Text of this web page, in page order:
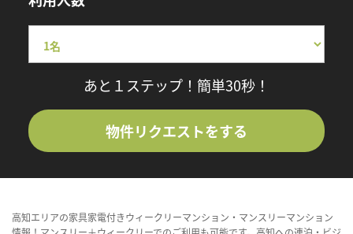
あと１ステップ！簡単30秒！
物件リクエストをする
高知エリアの家具家電付きウィークリーマンション・マンスリーマンション